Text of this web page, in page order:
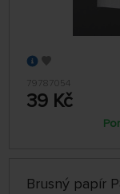
79787054
39 Kč
Brusný papír